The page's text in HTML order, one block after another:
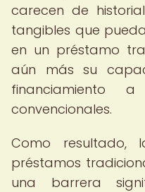
carecen de
tangibles que
en un préstamo
aún más su
financiamiento
convencionales.
Como
préstamos
una barrera